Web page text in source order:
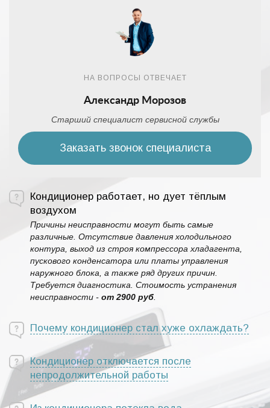
НА ВОПРОСЫ ОТВЕЧАЕТ
Александр Морозов
Старший специалист сервисной службы
Заказать звонок специалиста
Кондиционер работает, но дует тёплым
воздухом
Причины неисправности могут быть самые
различные. Отсутствие давления холодильного
контура, выход из строя компрессора хладагента,
пускового конденсатора или платы управления
наружного блока, а также ряд других причин.
Требуется диагностика. Стоимость устранения
неисправности - от 2900 руб
Почему кондиционер стал хуже охлаждать?
Кондиционер отключается после
непродолжительной работы